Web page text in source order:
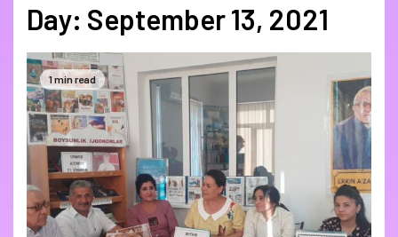
Day: September 13, 2021
1 min read